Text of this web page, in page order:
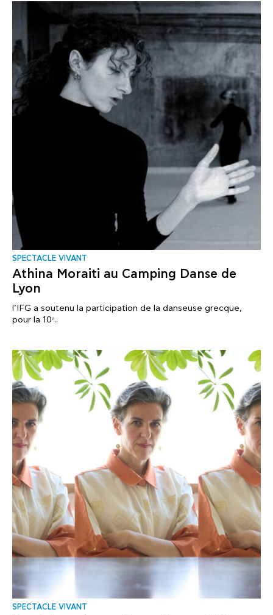
SPECTACLE VIVANT
Athina Moraiti au Camping Danse de
Lyon
l’IFG a soutenu la participation de la danseuse grecque,
pour la 10ᵉ..
SPECTACLE VIVANT